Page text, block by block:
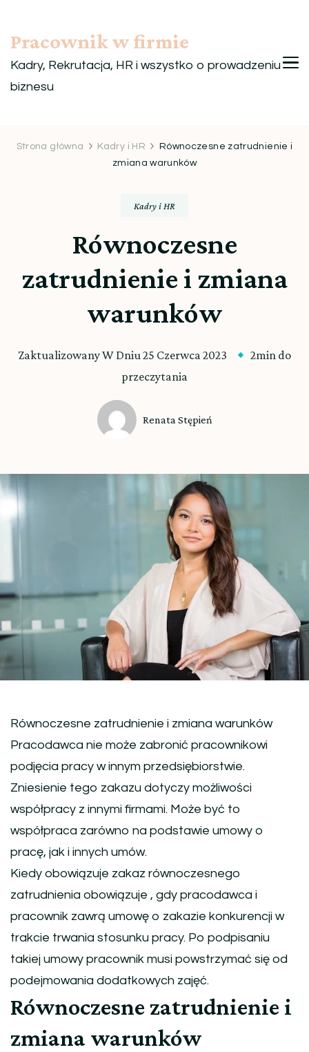
Pracownik w firmie
Kadry, Rekrutacja, HR i wszystko o prowadzeniu
biznesu
Strona główna Kadry i HR
Równoczesne zatrudnienie i
zmiana warunków
Kadry i HR
Równoczesne
zatrudnienie i zmiana
warunków
Zaktualizowany W Dniu25 Czerwca 2023
2min do
przeczytania
Renata Stępień
Równoczesne zatrudnienie i zmiana warunków
Pracodawca nie może zabronić pracownikowi
podjęcia pracy w innym przedsiębiorstwie.
Zniesienie tego zakazu dotyczy możliwości
współpracy z innymi firmami. Może być to
współpraca zarówno na podstawie umowy o
pracę, jak i innych umów.
Kiedy obowiązuje zakaz równoczesnego
zatrudnienia obowiązuje , gdy pracodawca i
pracownik zawrą umowę o zakazie konkurencji w
trakcie trwania stosunku pracy. Po podpisaniu
takiej umowy pracownik musi powstrzymać się od
podejmowania dodatkowych zajęć.
Równoczesne zatrudnienie i
zmiana warunków